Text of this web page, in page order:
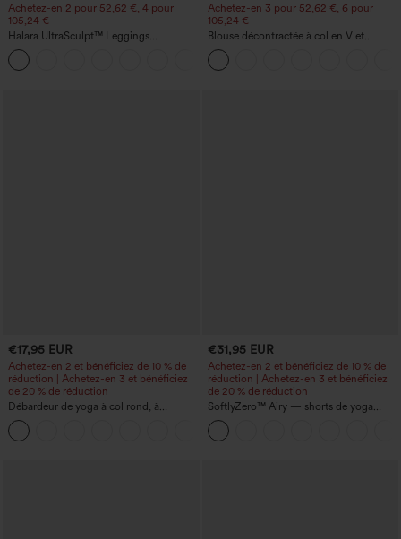
Achetez-en 2 pour 52,62 €, 4 pour
105,24 €
Halara UltraSculpt™ Leggings
d'entraînement sculptants taille haute,
effet ventre plat, avec poche
Achetez-en 3 pour 52,62 €, 6 pour
105,24 €
Blouse décontractée à col en V et
manches courtes bouffantes
€17,95 EUR
Achetez-en 2 et bénéficiez de 10 % de
réduction | Achetez-en 3 et bénéficiez
de 20 % de réduction
Débardeur de yoga à col rond, à
fronces, effet rafraîchissant - UPF50+
€31,95 EUR
Achetez-en 2 et bénéficiez de 10 % de
réduction | Achetez-en 3 et bénéficiez
de 20 % de réduction
SoftlyZero™ Airy — shorts de yoga
super taille haute 2-en-1 InstantCool
avec poches